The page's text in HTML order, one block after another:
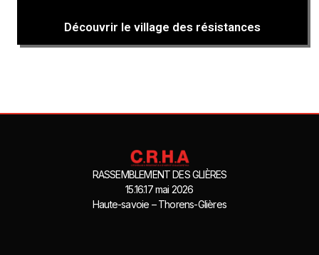
Découvrir le village des résistances
RASSEMBLEMENT DES GLIÈRES
15.16.17 mai 2026
Haute-savoie – Thorens-Glières